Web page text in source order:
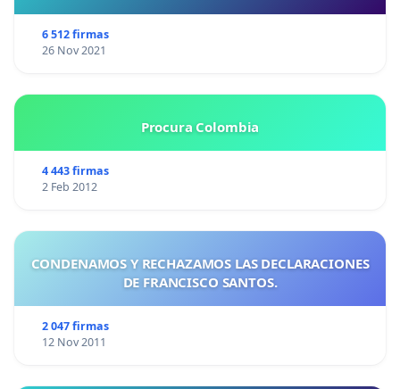
6 512 firmas
26 Nov 2021
Procura Colombia
4 443 firmas
2 Feb 2012
CONDENAMOS Y RECHAZAMOS LAS DECLARACIONES
DE FRANCISCO SANTOS.
2 047 firmas
12 Nov 2011